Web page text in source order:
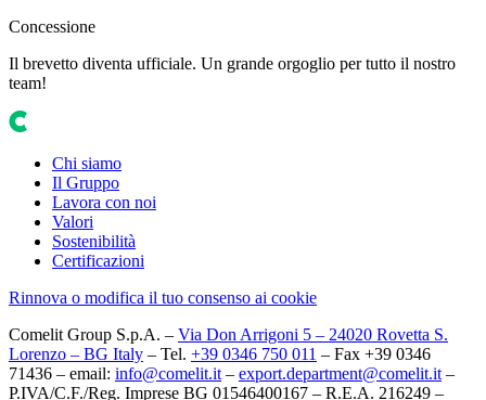
Concessione
Il brevetto diventa ufficiale. Un grande orgoglio per tutto il nostro
team!
Chi siamo
Il Gruppo
Lavora con noi
Valori
Sostenibilità
Certificazioni
Rinnova o modifica il tuo consenso ai cookie
Comelit Group S.p.A. – Via Don Arrigoni 5 – 24020 Rovetta S.
Lorenzo – BG Italy – Tel. +39 0346 750 011 – Fax +39 0346
71436 – email: info@comelit.it – export.department@comelit.it –
P.IVA/C.F./Reg. Imprese BG 01546400167 – R.E.A. 216249 –